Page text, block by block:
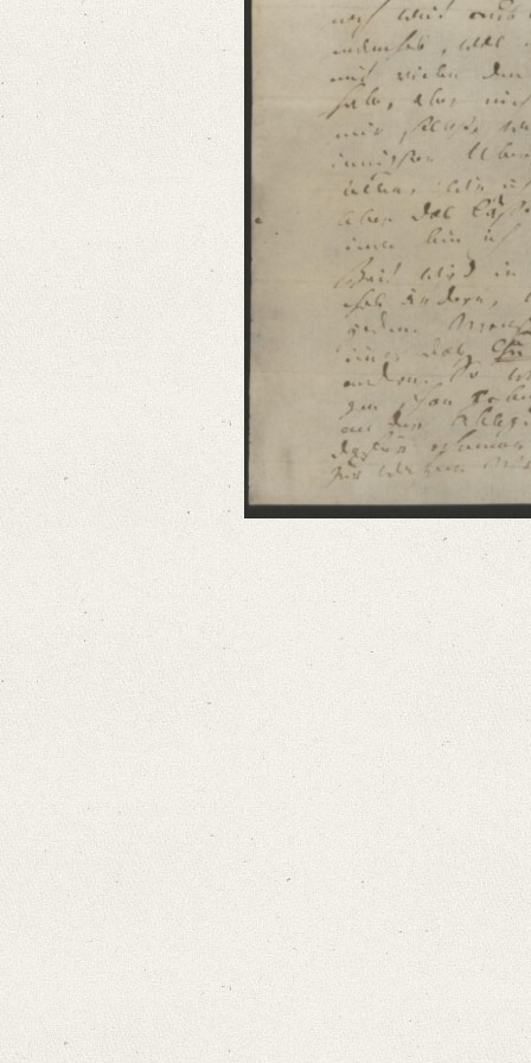
Language
Bamberg, Claudia